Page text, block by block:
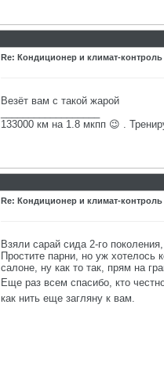
Re: Кондиционер и климат-контроль
Везёт вам с такой жарой
133000 км на 1.8 мкпп 😉 .
Re: Кондиционер и климат-контроль
Взяли сарай сида 2-го
Простите парни, но уж хотелось
салоне, ну как то так, прям на
Еще раз всем спасибо, кто
как нить еще загляну к вам.